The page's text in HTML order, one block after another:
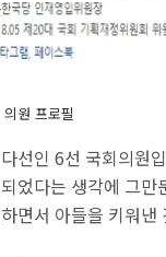
원 프로필
선인 6선 국회의원
었다는 생각에 그만
면서 아들을 키워낸